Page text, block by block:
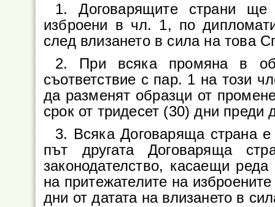
1. Договарящите страни ще
изброени в чл. 1, по
след влизането в сила на това
2. При всяка промяна в
съответствие с пар. 1 на този
да разменят образци от
срок от тридесет (30) дни преди
3. Всяка Договаряща страна
път другата Договаряща
законодателство, касаещи
на притежателите на
дни от датата на влизането в